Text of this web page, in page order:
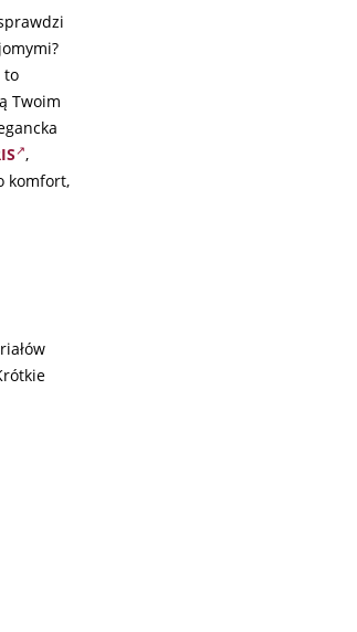
to
Twoim
,
komfort,